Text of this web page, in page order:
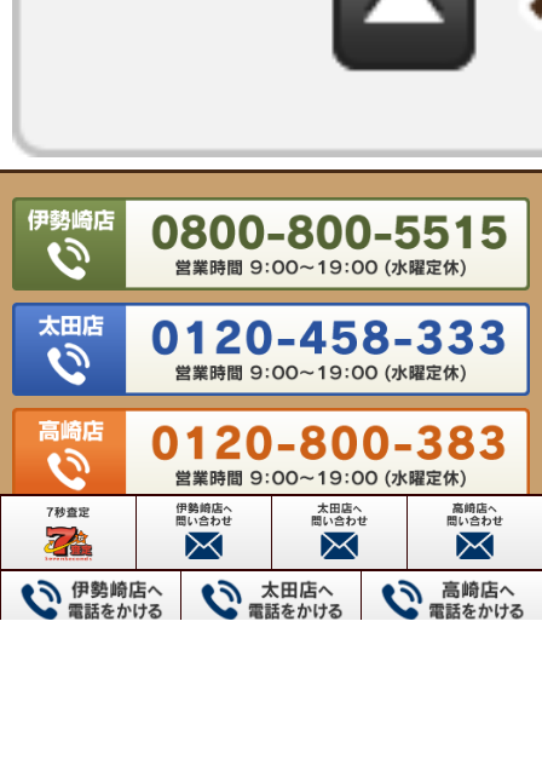
群馬県高崎市・前橋市・伊勢崎市・太田市・桐生市・沼田市・館林市・渋川市・藤岡市・富岡
市・安中市・みどり市・佐波郡玉村町
群馬不動産売却センター
【伊勢崎店】〒372-0817 群馬県伊勢崎市連取本町158番地1
TEL：0800-800-5515 FAX：0270-61-9155